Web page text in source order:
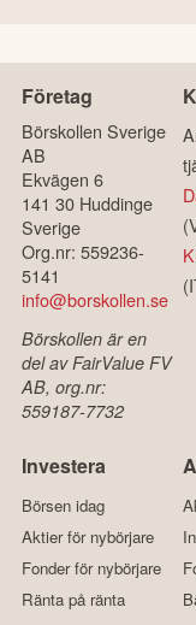
Företag
Börskollen Sverige
AB
Ekvägen 6
141 30 Huddinge
Sverige
Org.nr: 559236-
5141
info@borskollen.se
Börskollen är en
del av FairValue FV
AB, org.nr:
559187-7732
Investera
Börsen idag
Aktier för nybörjare
Fonder för nybörjare
Ränta på ränta